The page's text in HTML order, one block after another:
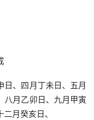
日、四月丁未日、五月
八月乙卯日、九月甲寅
月癸亥日、